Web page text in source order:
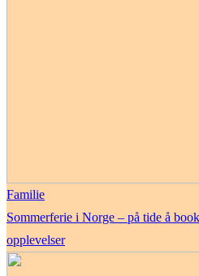
Familie
Sommerferie i Norge – på tide å
opplevelser